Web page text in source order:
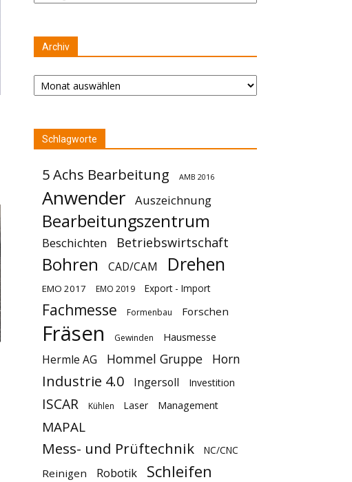
Archiv
Archiv
Schlagworte
5 Achs Bearbeitung AMB 2016
Anwender Auszeichnung
Bearbeitungszentrum
Beschichten Betriebswirtschaft
Bohren CAD/CAM Drehen
EMO 2017 EMO 2019 Export - Import
Fachmesse Formenbau Forschen
Fräsen Gewinden Hausmesse
Hermle AG Hommel Gruppe Horn
Industrie 4.0 Ingersoll Investition
ISCAR Kühlen Laser Management
MAPAL
Mess- und Prüftechnik NC/CNC
Reinigen Robotik Schleifen